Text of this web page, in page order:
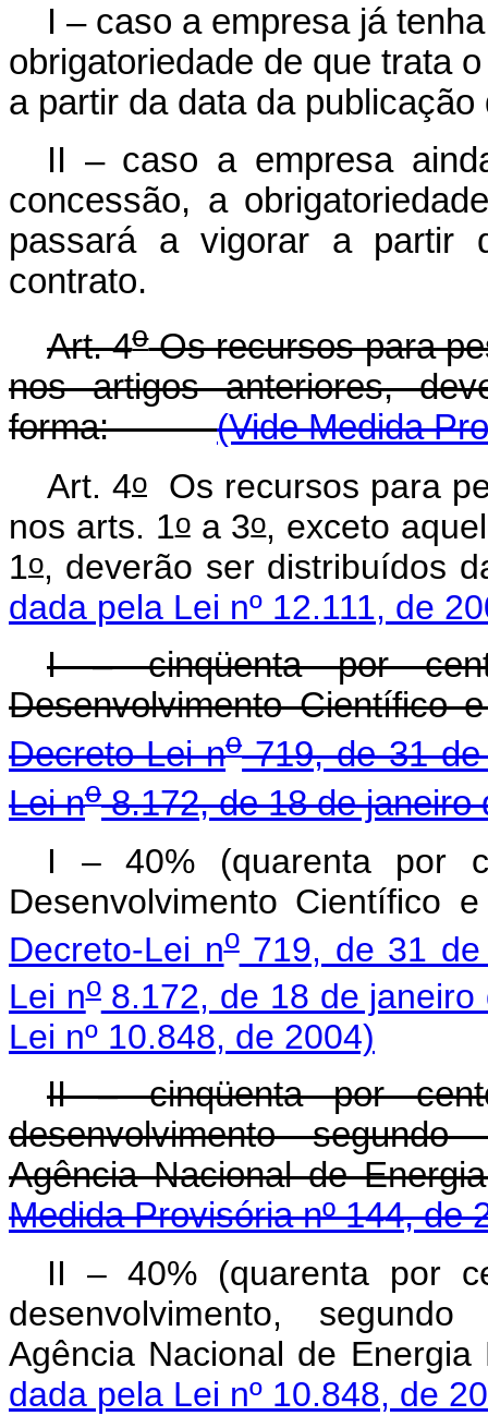
I – caso a empresa já
obrigatoriedade de que trata
a partir da data da publicação
II – caso a empresa
concessão, a
passará a vigorar a partir
contrato.
Art. 4oOs recursos para
nos artigos anteriores,
forma:(Vide Medida
Art. 4o Os recursos para
nos arts. 1oa 3o, exceto
1o, deverão ser
dada pela Lei nº 12.111, de
I – cinqüenta por
Desenvolvimento Científico
Decreto-Lei no719, de 31 de
Lei no8.172, de 18 de janeiro
I – 40% (quarenta por
Desenvolvimento Científico
Decreto-Lei no719, de 31 de
Lei no8.172, de 18 de janeiro
Lei nº 10.848, de 2004)
II – cinqüenta por
desenvolvimento segundo
Agência Nacional de
Medida Provisória nº 144, de
II – 40% (quarenta por
desenvolvimento,
Agência Nacional de
dada pela Lei nº 10.848, de